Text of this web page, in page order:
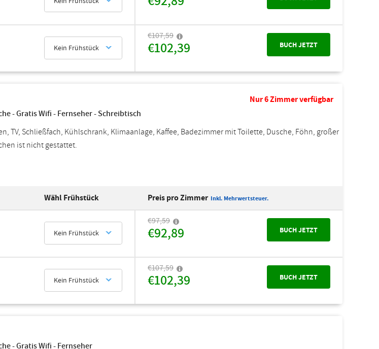
Kein Frühstück
€107,59
€102,39 BUCH JETZT
- Gratis Wifi - Fernseher - Schreibtisch
TV, Schließfach, Kühlschrank, Klimaanlage, Kaffee, Badezimmer mit Toilette, Dusche, Föhn, großer
ist nicht gestattet.
Nur 6 Zimmer verfügbar
Wähl Frühstück Preis pro Zimmer Inkl. Mehrwertsteuer.
Kein Frühstück
€97,59
€92,89 BUCH JETZT
Kein Frühstück
€107,59
€102,39 BUCH JETZT
- Gratis Wifi - Fernseher